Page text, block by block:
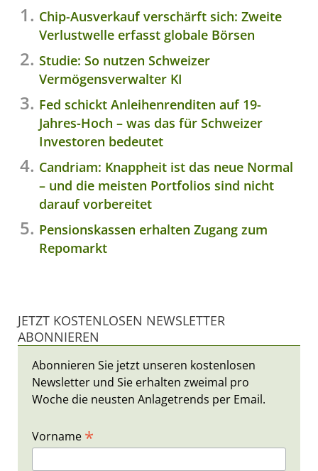
Chip-Ausverkauf verschärft sich: Zweite
Verlustwelle erfasst globale Börsen
Studie: So nutzen Schweizer
Vermögensverwalter KI
Fed schickt Anleihenrenditen auf 19-
Jahres-Hoch – was das für Schweizer
Investoren bedeutet
Candriam: Knappheit ist das neue Normal
– und die meisten Portfolios sind nicht
darauf vorbereitet
Pensionskassen erhalten Zugang zum
Repomarkt
JETZT KOSTENLOSEN NEWSLETTER
ABONNIEREN
Abonnieren Sie jetzt unseren kostenlosen
Newsletter und Sie erhalten zweimal pro
Woche die neusten Anlagetrends per Email.
Vorname *